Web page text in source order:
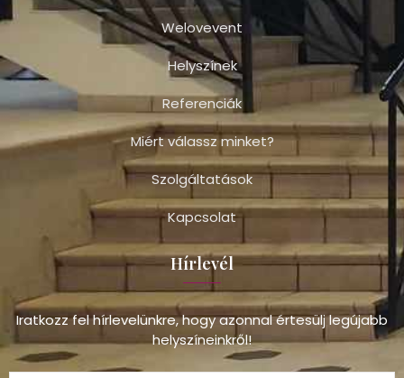
Welovevent
Helyszínek
Referenciák
Miért válassz minket?
Szolgáltatások
Kapcsolat
Hírlevél
Iratkozz fel hírlevelünkre, hogy azonnal értesülj legújabb
helyszíneinkről!